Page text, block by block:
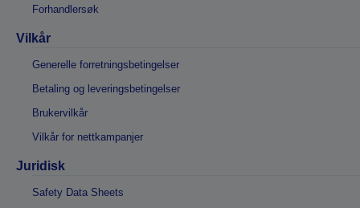
Forhandlersøk
Vilkår
Generelle forretningsbetingelser
Betaling og leveringsbetingelser
Brukervilkår
Vilkår for nettkampanjer
Juridisk
Safety Data Sheets